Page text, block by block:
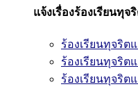
แจ้งเรื่องร้องเรียนทุจ
ร้องเรียนทุจริต
ร้องเรียนทุจริต
ร้องเรียนทุจริต